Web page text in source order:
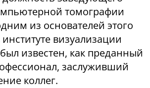
томографии
из основателей этого
визуализации
известен, как преданный
заслуживший
коллег.